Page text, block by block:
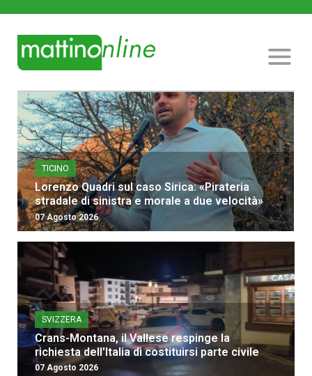
TICINO
Lorenzo Quadri sul caso Sirica: «Pirateria
stradale di sinistra e morale a due velocità»
07 Agosto 2026
SVIZZERA
Crans-Montana, il Vallese respinge la
richiesta dell'Italia di costituirsi parte civile
07 Agosto 2026